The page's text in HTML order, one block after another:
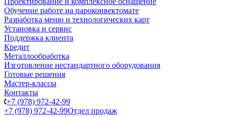
Обучение работе на пароконвектомате
Разработка меню и технологических карт
Установка и сервис
Поддержка клиента
Кредит
Металлообработка
Изготовление нестандартного оборудования
Готовые решения
Мастер-классы
Контакты
+7 (978) 972-42-99
+7 (978) 972-42-99Отдел продаж